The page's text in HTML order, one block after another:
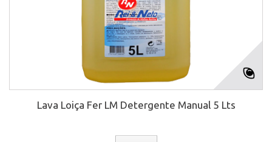
Lava Loiça Fer LM Detergente Manual 5 Lts